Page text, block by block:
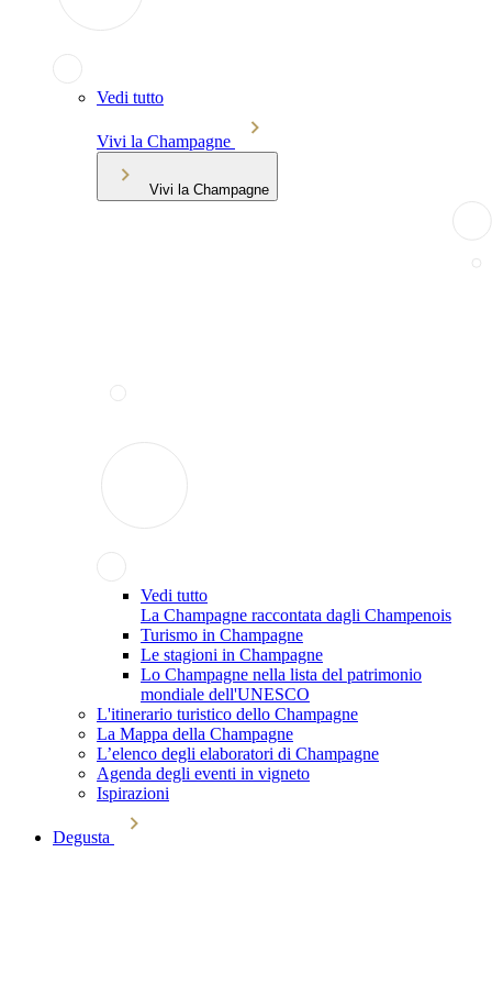
Vedi tutto
Vivi la Champagne
Vivi la Champagne
Vedi tutto
La Champagne raccontata dagli Champenois
Turismo in Champagne
Le stagioni in Champagne
Lo Champagne nella lista del patrimonio
mondiale dell'UNESCO
L'itinerario turistico dello Champagne
La Mappa della Champagne
L’elenco degli elaboratori di Champagne
Agenda degli eventi in vigneto
Ispirazioni
Degusta